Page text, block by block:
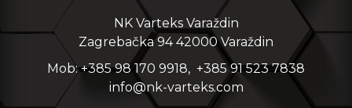
NK Varteks Varaždin
Zagrebačka 94 42000 Varaždin
Mob: +385 98 170 9918, +385 91 523 7838
info@nk-varteks.com